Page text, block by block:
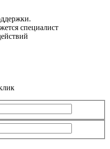
специалист